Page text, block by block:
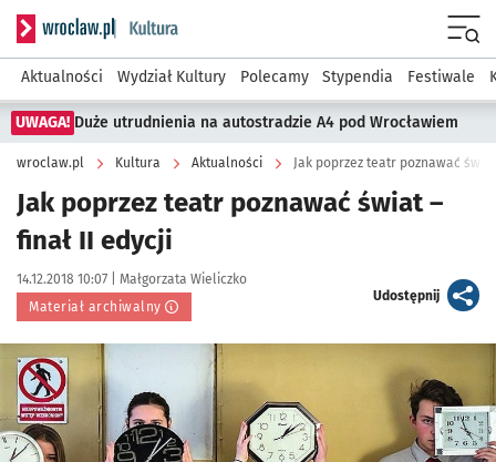
Serwis informacyjny wroclaw.pl podserwis: Kultura
Aktualności Wydział Kultury Polecamy Stypendia Festiwale
UWAGA! Duże utrudnienia na autostradzie A4 pod Wrocławiem
wroclaw.pl Kultura Aktualności Jak poprzez teatr poznawać
Jak poprzez teatr poznawać świat –
finał II edycji
Data publikacji:
14.12.2018 10:07 | Autor:
Małgorzata Wieliczko
Materiał archiwalny
Udostępnijartykuł
Kliknij, aby powiększyć